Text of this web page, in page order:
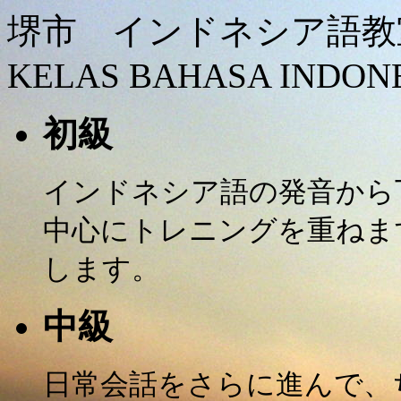
堺市 インドネシア語教
KELAS BAHASA
初級
インドネシア語の発音か
中心にトレニングを重ね
します。
中級
日常会話をさらに進んで